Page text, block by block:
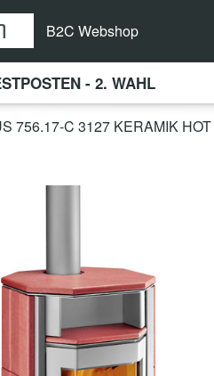
B2C Webshop
- 2. WAHL
756.17-C 3127 KERAMIK